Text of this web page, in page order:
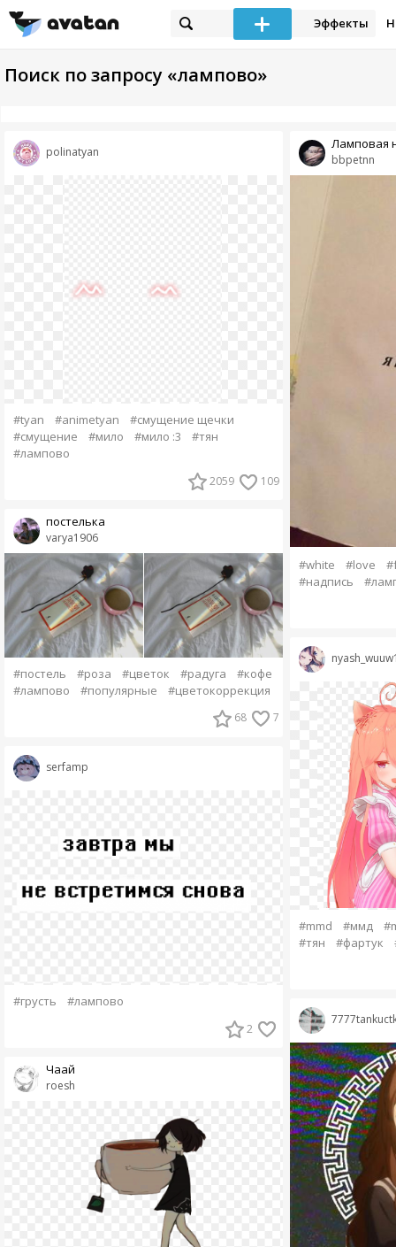
Эффекты
Поиск по запросу «лампово»
polinatyan
#tyan #animetyan
#смущение щечки
#смущение
#мило #мило :3
#тян
#лампово
2059 109
varya1906
постелька
#постель #роза #цветок #радуга
#кофе
#лампово
#популярные #цветокоррекция
68 7
serfamp
#грусть #лампово
2
roesh
Чаай
bbpetnn
Ламповая
#white #love
#надпись
#mmd #ммд
#тян
#фартук